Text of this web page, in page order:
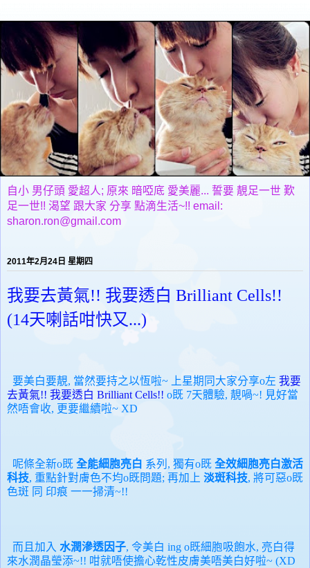
自小 男仔頭 愛超人; 原來 暗啞底 愛美麗... 誓要 靚足一世 歎
足一世!! 渴望 跟大家 分享 點滴生活~!! email:
sharon.ron@gmail.com
2011年2月24日 星期四
我要去黃氣!! 我要透白 Brilliant Cells!!
(14天喇話咁快又...)
要美白要靚, 當然要持之以恆啦~ 上星期同大家分享o左 我要
去黃氣!! 我要透白 Brilliant Cells!! o既 7天體驗, 靚喎~! 見好當
然唔會收, 更要繼續啦~ XD
呢條全新o既 全能細胞亮白 系列, 獨有o既 全效細胞亮白激活
科技, 重點針對膚色不均o既問題; 再加上 淡斑科技, 將可惡o既
色斑 同 印痕 一一掃清~!!
而且加入 水潤滲透因子, 令美白 ing o既細胞吸飽水, 亮白得
來水潤晶瑩添~!! 咁就唔使擔心乾性皮膚美唔美白好啦~ (XD